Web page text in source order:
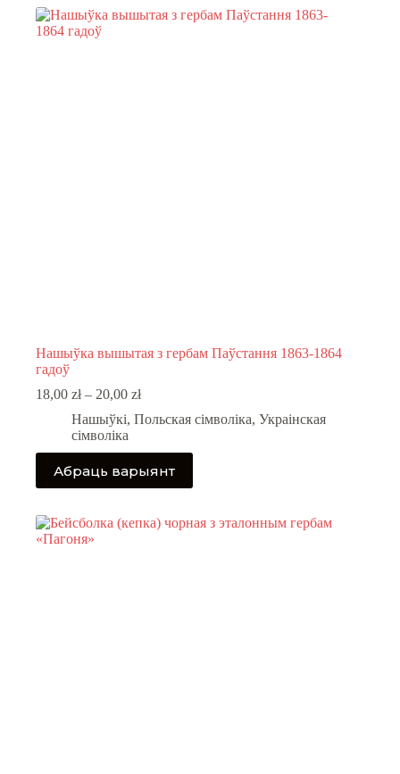
variants.
The
Нашыўка вышытая з гербам Паўстання 1863-1864
гадоў
18,00 zł – 20,00 złPrice
18,00 zł
20,00 zł
Нашыўкі, Польская сімволіка, Украінская
сімволіка
Абраць варыянт
This
product
has
variants.
The